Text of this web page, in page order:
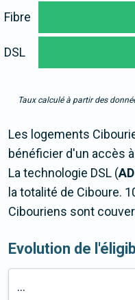
Fibre
DSL
Taux calculé à partir des
Les logements
bénéficier d'un accès
La technologie DSL (
la totalité de Ciboure.
Cibouriens sont
Evolution de
...